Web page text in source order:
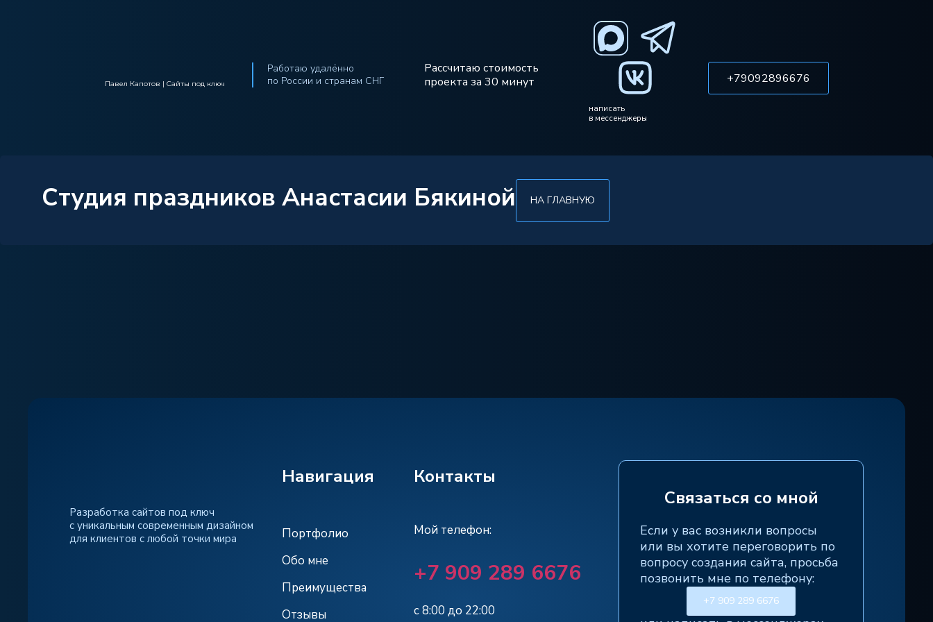
Павел Капотов | Cайты под ключ
Работаю удалённо
по России и странам СНГ
Рассчитаю стоимость
проекта за 30 минут
написать
в мессенджеры
+79092896676
Студия праздников Анастасии Бякиной НА ГЛАВНУЮ
Разработка сайтов под ключ
с уникальным современным дизайном
для клиентов с любой точки мира
Навигация
Портфолио
Обо мне
Преимущества
Отзывы
Контакты
Мой телефон:
+7 909 289 6676
с 8:00 до 22:00
Связаться со мной
Если у вас возникли вопросы
или вы хотите переговорить по
вопросу создания сайта, просьба
позвонить мне по телефону:
+7 909 289 6676